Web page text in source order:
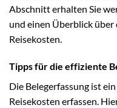
Abschnitt erhalten Sie
und einen Überblick
Reisekosten.
Tipps für die effiziente
Die Belegerfassung ist
Reisekosten erfassen.